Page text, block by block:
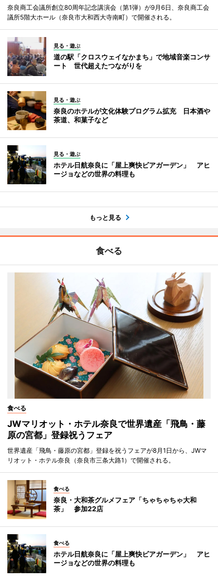
奈良商工会議所創立80周年記念講演会（第1弾）が9月6日、奈良商工会
議所5階大ホール（奈良市大和西大寺南町）で開催される。
見る・遊ぶ
道の駅「クロスウェイなかまち」で地域音楽コンサ
ート 世代超えたつながりを
見る・遊ぶ
奈良のホテルが文化体験プログラム拡充 日本酒や
茶道、和菓子など
見る・遊ぶ
ホテル日航奈良に「屋上爽快ビアガーデン」 アヒ
ージョなどの世界の料理も
もっと見る
食べる
食べる
JWマリオット・ホテル奈良で世界遺産「飛鳥・藤
原の宮都」登録祝うフェア
世界遺産「飛鳥・藤原の宮都」登録を祝うフェアが8月1日から、JWマ
リオット・ホテル奈良（奈良市三条大路1）で開催される。
食べる
奈良・大和茶グルメフェア「ちゃちゃちゃ大和
茶」 参加22店
食べる
ホテル日航奈良に「屋上爽快ビアガーデン」 アヒ
ージョなどの世界の料理も